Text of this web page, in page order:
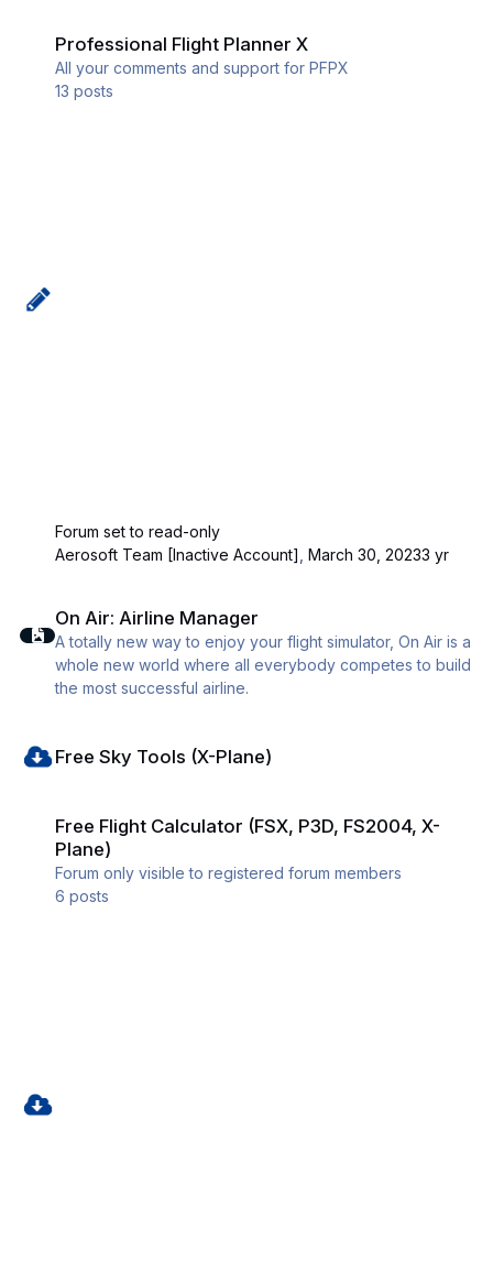
Professional Flight Planner X
All your comments and support for PFPX
13 posts
Forum set to read-only
Aerosoft Team [Inactive Account],March 30, 20233 yr
On Air: Airline Manager
A totally new way to enjoy your flight simulator, On Air is a
whole new world where all everybody competes to build
the most successful airline.
Free Sky Tools (X-Plane)
Free Flight Calculator (FSX, P3D, FS2004, X-
Plane)
Forum only visible to registered forum members
6 posts